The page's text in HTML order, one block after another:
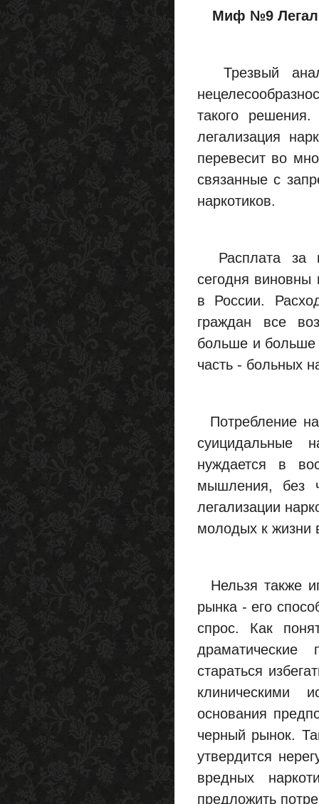
Миф №9
Трезвый
такого
легализация
перевесит во
связанные с
наркотиков.
Расплата за
сегодня
в России.
граждан все
больше и больше
часть - больных
Потребление
суицидальные
нуждается в
мышления, без
легализации
молодых к жизни
Нельзя также
рынка - его
спрос. Как
драматические
стараться
клиническими
основания
черный рынок.
утвердится
вредных
предложить